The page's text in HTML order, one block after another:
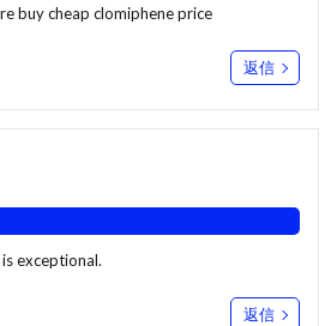
buy cheap clomiphene price
返信
exceptional.
返信